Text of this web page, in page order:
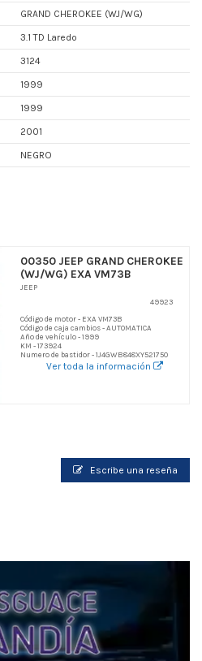
GRAND CHEROKEE (WJ/WG)
3.1 TD Laredo
3124
1999
1999
2001
NEGRO
00350 JEEP GRAND CHEROKEE
(WJ/WG) EXA VM73B
JEEP
49923
Código de motor - EXA VM73B
Código de caja cambios - AUTOMATICA
Año de vehículo - 1999
KM - 173924
Numero de bastidor - 1J4GWB848XY521750
Ver toda la información
Escribe una reseña